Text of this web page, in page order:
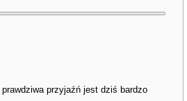
przyjaźń jest dziś bardzo